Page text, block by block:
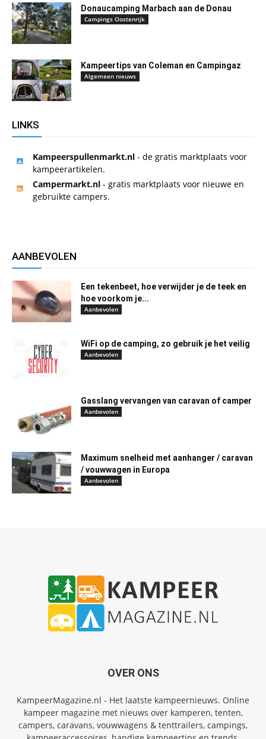
Donaucamping Marbach aan de Donau
Campings Oostenrijk
Kampeertips van Coleman en Campingaz
Algemeen nieuws
LINKS
Kampeerspullenmarkt.nl - de gratis marktplaats voor
kampeerartikelen.
Campermarkt.nl - gratis marktplaats voor nieuwe en
gebruikte campers.
AANBEVOLEN
Een tekenbeet, hoe verwijder je de teek en
hoe voorkom je...
Aanbevolen
WiFi op de camping, zo gebruik je het veilig
Aanbevolen
Gasslang vervangen van caravan of camper
Aanbevolen
Maximum snelheid met aanhanger / caravan
/ vouwwagen in Europa
Aanbevolen
OVER ONS
KampeerMagazine.nl - Het laatste kampeernieuws. Online
kampeer magazine met nieuws over kamperen, tenten,
campers, caravans, vouwwagens & tenttrailers, campings,